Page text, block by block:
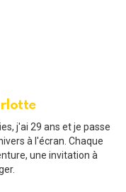
j'ai 29 ans et je passe
à l'écran. Chaque
une invitation à